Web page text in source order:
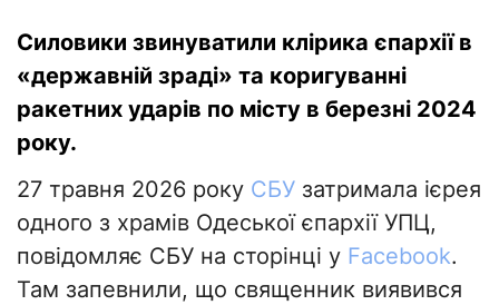
Силовики звинуватили клірика єпархії в
«державній зраді» та коригуванні
ракетних ударів по місту в березні 2024
року.
27 травня 2026 року СБУ затримала ієрея
одного з храмів Одеської єпархії УПЦ,
повідомляє СБУ на сторінці у Facebook.
Там запевнили, що священник виявився